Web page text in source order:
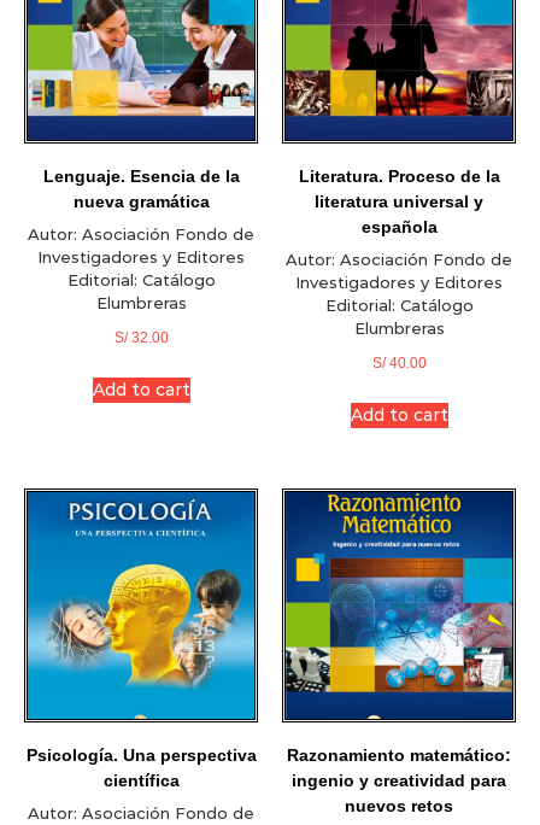
Lenguaje. Esencia de la
nueva gramática
Autor: Asociación Fondo de
Investigadores y Editores
Editorial: Catálogo
Elumbreras
S/32.00
Add to cart
Literatura. Proceso de la
literatura universal y
española
Autor: Asociación Fondo de
Investigadores y Editores
Editorial: Catálogo
Elumbreras
S/40.00
Add to cart
Psicología. Una perspectiva
científica
Autor: Asociación Fondo de
Razonamiento matemático:
ingenio y creatividad para
nuevos retos